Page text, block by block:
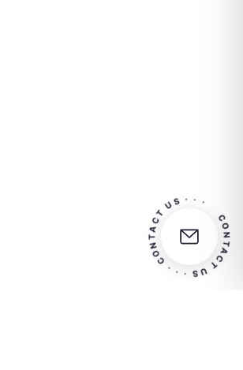
CONTACT US · · · CONTACT US · · ·